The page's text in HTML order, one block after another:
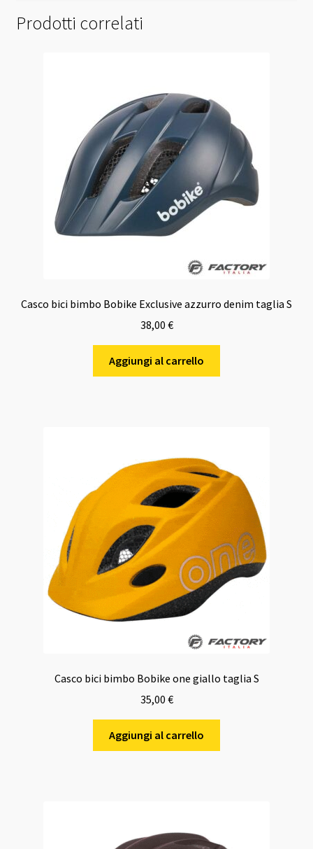
Prodotti correlati
Casco bici bimbo Bobike Exclusive azzurro denim taglia S
38,00 €
Aggiungi al carrello
Casco bici bimbo Bobike one giallo taglia S
35,00 €
Aggiungi al carrello